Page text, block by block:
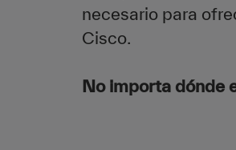
necesario para
Cisco.
No importa dónde